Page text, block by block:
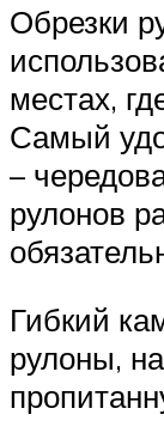
Обрезки
местах,
Самый
–
рулонов
Гибкий
рулоны,